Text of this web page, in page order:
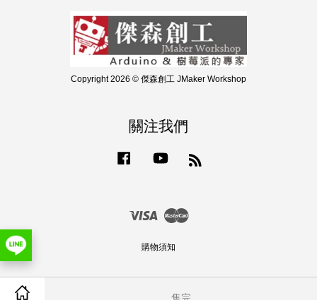
售完
Copyright 2026 © 傑森創工 JMaker Workshop
關注我們
Facebook YouTube
Visa Master
購物須知